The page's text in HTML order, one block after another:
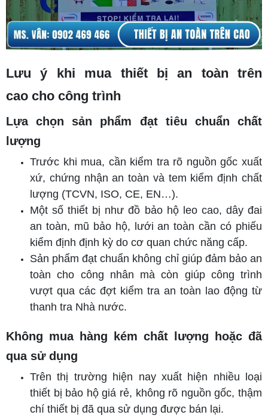
Lưu ý khi mua thiết bị an toàn trên
cao cho công trình
Lựa chọn sản phẩm đạt tiêu chuẩn chất
lượng
Trước khi mua, cần kiểm tra rõ nguồn gốc xuất
xứ, chứng nhận an toàn và tem kiểm định chất
lượng (TCVN, ISO, CE, EN…).
Một số thiết bị như đồ bảo hộ leo cao, dây đai
an toàn, mũ bảo hộ, lưới an toàn cần có phiếu
kiểm định định kỳ do cơ quan chức năng cấp.
Sản phẩm đạt chuẩn không chỉ giúp đảm bảo an
toàn cho công nhân mà còn giúp công trình
vượt qua các đợt kiểm tra an toàn lao động từ
thanh tra Nhà nước.
Không mua hàng kém chất lượng hoặc đã
qua sử dụng
Trên thị trường hiện nay xuất hiện nhiều loại
thiết bị bảo hộ giá rẻ, không rõ nguồn gốc, thậm
chí thiết bị đã qua sử dụng được bán lại.